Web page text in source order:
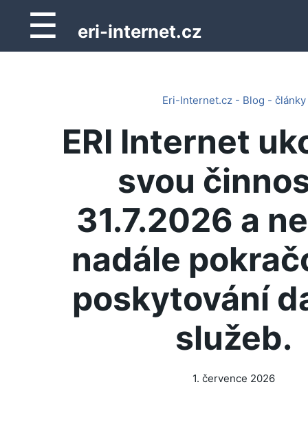
☰ eri-internet.cz
Eri-Internet.cz - Blog - články
ERI Internet
svou
31.7.2026 a
nadále
poskytování
služeb.
1. července 2026